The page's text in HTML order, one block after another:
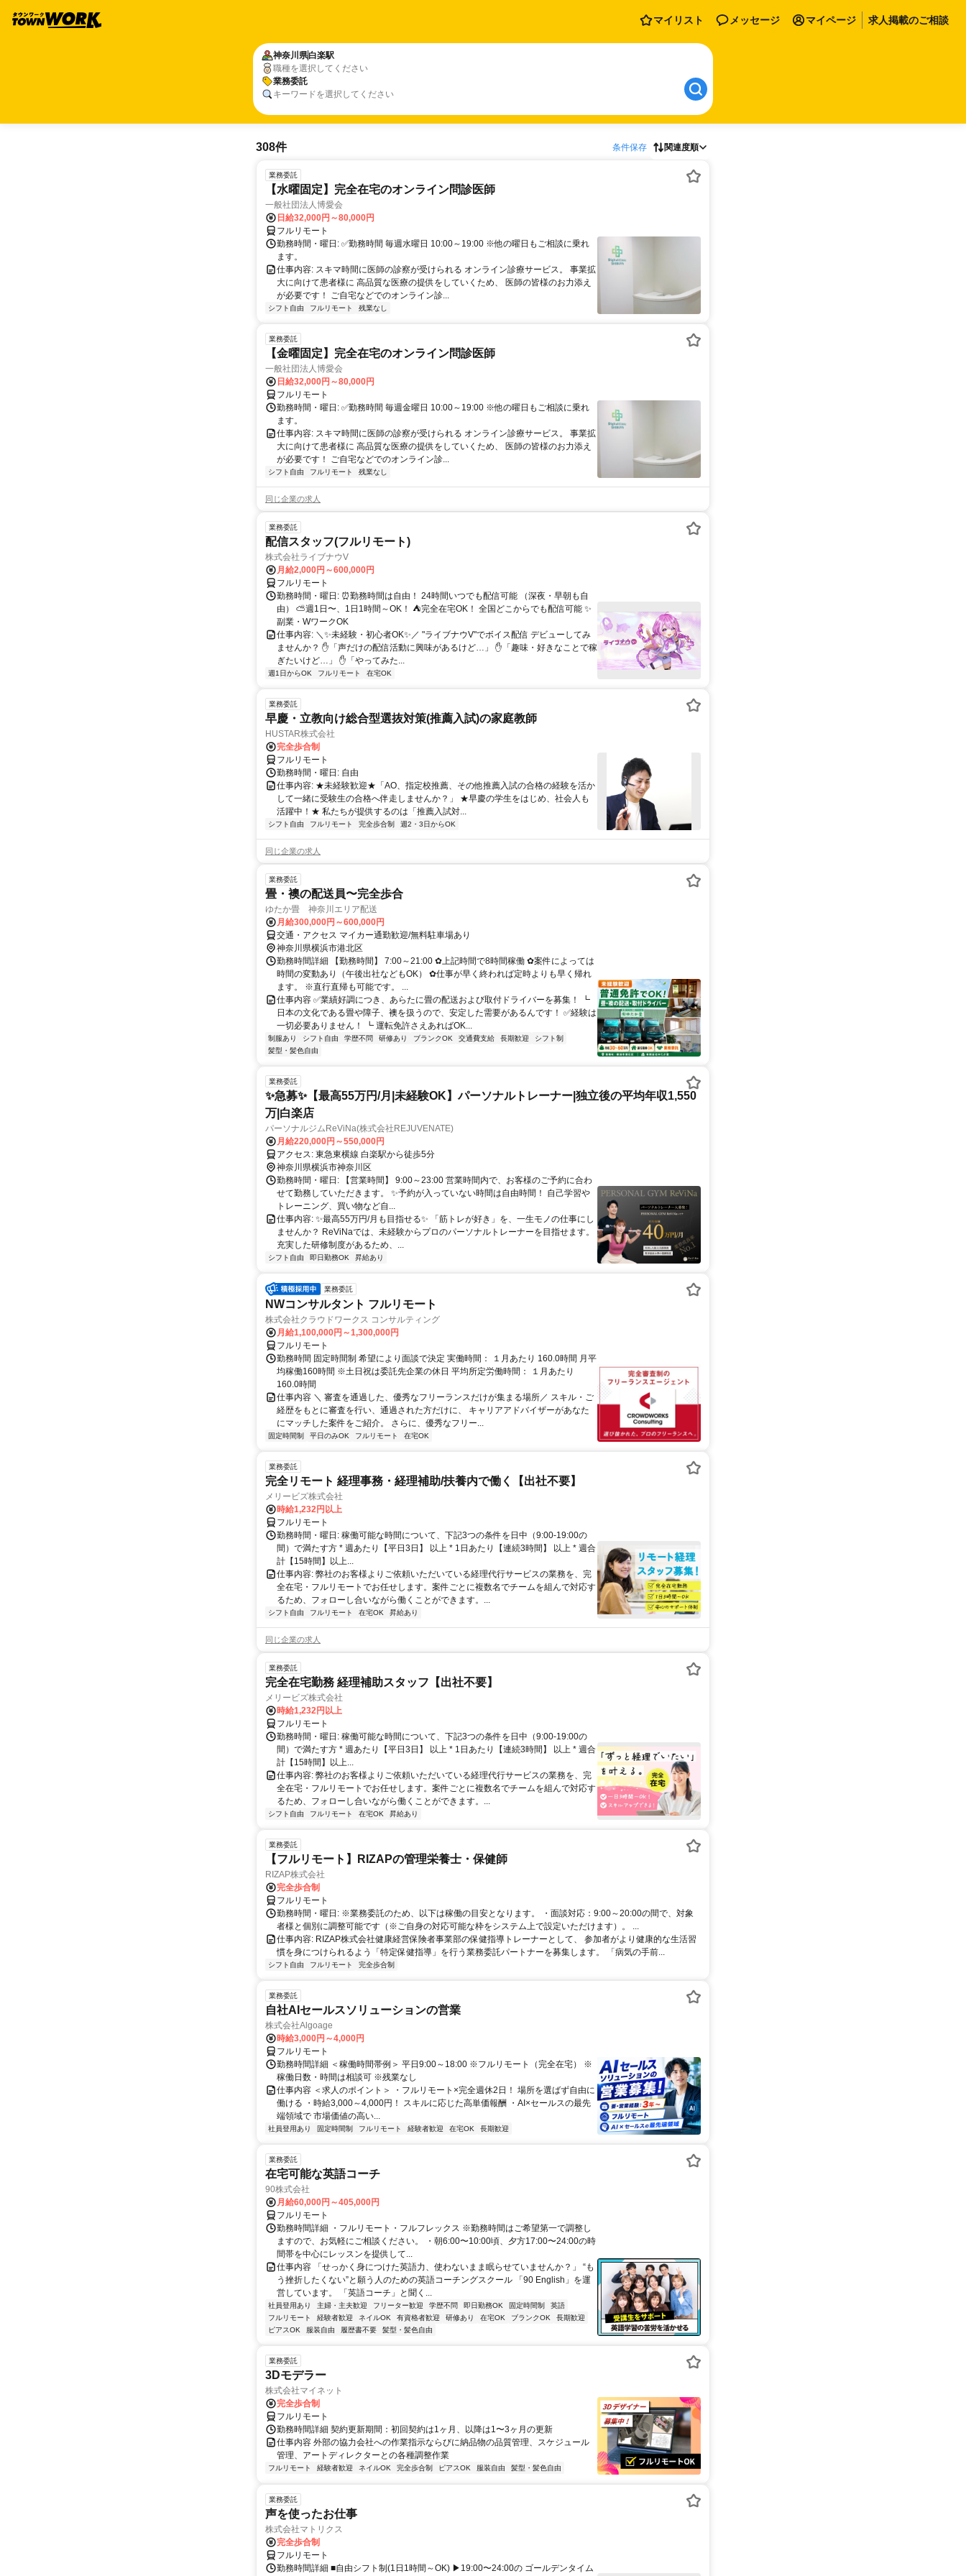
マイリスト メッセージ マイページ 求人掲載のご相談
神奈川県白楽駅
職種を選択してください
業務委託
キーワードを選択してください
308件 条件保存 関連度順
業務委託
【水曜固定】完全在宅のオンライン問診医師
一般社団法人博愛会
日給32,000円～80,000円
フルリモート
勤務時間・曜日: ✅勤務時間 毎週水曜日 10:00～19:00 ※他の曜日もご相談に乗れ
ます。
仕事内容: スキマ時間に医師の診察が受けられる オンライン診療サービス。 事業拡
大に向けて患者様に 高品質な医療の提供をしていくため、 医師の皆様のお力添え
が必要です！ ご自宅などでのオンライン診...
シフト自由 フルリモート 残業なし
業務委託
【金曜固定】完全在宅のオンライン問診医師
一般社団法人博愛会
日給32,000円～80,000円
フルリモート
勤務時間・曜日: ✅勤務時間 毎週金曜日 10:00～19:00 ※他の曜日もご相談に乗れ
ます。
仕事内容: スキマ時間に医師の診察が受けられる オンライン診療サービス。 事業拡
大に向けて患者様に 高品質な医療の提供をしていくため、 医師の皆様のお力添え
が必要です！ ご自宅などでのオンライン診...
シフト自由 フルリモート 残業なし
同じ企業の求人
業務委託
配信スタッフ(フルリモート)
株式会社ライブナウV
月給2,000円～600,000円
フルリモート
勤務時間・曜日: ⏰勤務時間は自由！ 24時間いつでも配信可能 （深夜・早朝も自
由） ⛅週1日〜、1日1時間～OK！ ⛺完全在宅OK！ 全国どこからでも配信可能 ✨
副業・WワークOK
仕事内容: ＼✨未経験・初心者OK✨／ "ライブナウV"でボイス配信 デビューしてみ
ませんか？ ✋「声だけの配信活動に興味があるけど…」 ✋「趣味・好きなことで稼
ぎたいけど…」 ✋「やってみた...
週1日からOK フルリモート 在宅OK
業務委託
早慶・立教向け総合型選抜対策(推薦入試)の家庭教師
HUSTAR株式会社
完全歩合制
フルリモート
勤務時間・曜日: 自由
仕事内容: ★未経験歓迎★「AO、指定校推薦、その他推薦入試の合格の経験を活か
して一緒に受験生の合格へ伴走しませんか？」 ★早慶の学生をはじめ、社会人も
活躍中！★ 私たちが提供するのは「推薦入試対...
シフト自由 フルリモート 完全歩合制 週2・3日からOK
同じ企業の求人
業務委託
畳・襖の配送員〜完全歩合
ゆたか畳 神奈川エリア配送
月給300,000円～600,000円
交通・アクセス マイカー通勤歓迎/無料駐車場あり
神奈川県横浜市港北区
勤務時間詳細 【勤務時間】 7:00～21:00 ✿上記時間で8時間稼働 ✿案件によっては
時間の変動あり（午後出社などもOK） ✿仕事が早く終われば定時よりも早く帰れ
ます。 ※直行直帰も可能です。 ...
仕事内容 ✅業績好調につき、あらたに畳の配送および取付ドライバーを募集！ ┗
日本の文化である畳や障子、襖を扱うので、安定した需要があるんです！ ✅経験は
一切必要ありません！ ┗ 運転免許さえあればOK...
制服あり シフト自由 学歴不問 研修あり ブランクOK 交通費支給 長期歓迎
シフト制
髪型・髪色自由
業務委託
✨️急募✨️【最高55万円/月|未経験OK】パーソナルトレーナー|独立後の平均年収1,550
万|白楽店
パーソナルジムReViNa(株式会社REJUVENATE)
月給220,000円～550,000円
アクセス: 東急東横線 白楽駅から徒歩5分
神奈川県横浜市神奈川区
勤務時間・曜日: 【営業時間】 9:00～23:00 営業時間内で、お客様のご予約に合わ
せて勤務していただきます。 ✨予約が入っていない時間は自由時間！ 自己学習や
トレーニング、買い物など自...
仕事内容: ✨最高55万円/月も目指せる✨ 「筋トレが好き」を、一生モノの仕事にし
ませんか？ ReViNaでは、未経験からプロのパーソナルトレーナーを目指せます。
充実した研修制度があるため、...
シフト自由 即日勤務OK 昇給あり
業務委託
NWコンサルタント フルリモート
株式会社クラウドワークス コンサルティング
月給1,100,000円～1,300,000円
フルリモート
勤務時間 固定時間制 希望により面談で決定 実働時間： １月あたり 160.0時間 月平
均稼働160時間 ※土日祝は委託先企業の休日 平均所定労働時間： １月あたり
160.0時間
仕事内容 ＼ 審査を通過した、優秀なフリーランスだけが集まる場所／ スキル・ご
経歴をもとに審査を行い、通過された方だけに、 キャリアアドバイザーがあなた
にマッチした案件をご紹介。 さらに、優秀なフリー...
固定時間制 平日のみOK フルリモート 在宅OK
業務委託
完全リモート 経理事務・経理補助/扶養内で働く【出社不要】
メリービズ株式会社
時給1,232円以上
フルリモート
勤務時間・曜日: 稼働可能な時間について、下記3つの条件を日中（9:00-19:00の
間）で満たす方 * 週あたり【平日3日】 以上 * 1日あたり【連続3時間】 以上 * 週合
計【15時間】以上...
仕事内容: 弊社のお客様よりご依頼いただいている経理代行サービスの業務を、完
全在宅・フルリモートでお任せします。案件ごとに複数名でチームを組んで対応す
るため、フォローし合いながら働くことができます。...
シフト自由 フルリモート 在宅OK 昇給あり
同じ企業の求人
業務委託
完全在宅勤務 経理補助スタッフ【出社不要】
メリービズ株式会社
時給1,232円以上
フルリモート
勤務時間・曜日: 稼働可能な時間について、下記3つの条件を日中（9:00-19:00の
間）で満たす方 * 週あたり【平日3日】 以上 * 1日あたり【連続3時間】 以上 * 週合
計【15時間】以上...
仕事内容: 弊社のお客様よりご依頼いただいている経理代行サービスの業務を、完
全在宅・フルリモートでお任せします。案件ごとに複数名でチームを組んで対応す
るため、フォローし合いながら働くことができます。...
シフト自由 フルリモート 在宅OK 昇給あり
業務委託
【フルリモート】RIZAPの管理栄養士・保健師
RIZAP株式会社
完全歩合制
フルリモート
勤務時間・曜日: ※業務委託のため、以下は稼働の目安となります。 ・面談対応：9:00～20:00の間で、対象
者様と個別に調整可能です（※ご自身の対応可能な枠をシステム上で設定いただけます）。 ...
仕事内容: RIZAP株式会社健康経営保険者事業部の保健指導トレーナーとして、 参加者がより健康的な生活習
慣を身につけられるよう「特定保健指導」を行う業務委託パートナーを募集します。 「病気の手前...
シフト自由 フルリモート 完全歩合制
業務委託
自社AIセールスソリューションの営業
株式会社Algoage
時給3,000円～4,000円
フルリモート
勤務時間詳細 ＜稼働時間帯例＞ 平日9:00～18:00 ※フルリモート（完全在宅） ※
稼働日数・時間は相談可 ※残業なし
仕事内容 ＜求人のポイント＞ ・フルリモート×完全週休2日！ 場所を選ばず自由に
働ける ・時給3,000～4,000円！ スキルに応じた高単価報酬 ・AI×セールスの最先
端領域で 市場価値の高い...
社員登用あり 固定時間制 フルリモート 経験者歓迎 在宅OK 長期歓迎
業務委託
在宅可能な英語コーチ
90株式会社
月給60,000円～405,000円
フルリモート
勤務時間詳細 ・フルリモート・フルフレックス ※勤務時間はご希望第一で調整し
ますので、お気軽にご相談ください。 ・朝6:00〜10:00頃、夕方17:00〜24:00の時
間帯を中心にレッスンを提供して...
仕事内容 「せっかく身につけた英語力、使わないまま眠らせていませんか？」 “も
う挫折したくない”と願う人のための英語コーチングスクール 「90 English」を運
営しています。 「英語コーチ」と聞く...
社員登用あり 主婦・主夫歓迎 フリーター歓迎 学歴不問 即日勤務OK 固定時間制
英語
フルリモート
経験者歓迎 ネイルOK 有資格者歓迎 研修あり 在宅OK ブランクOK
長期歓迎
ピアスOK
服装自由 履歴書不要 髪型・髪色自由
業務委託
3Dモデラー
株式会社マイネット
完全歩合制
フルリモート
勤務時間詳細 契約更新期間：初回契約は1ヶ月、以降は1〜3ヶ月の更新
仕事内容 外部の協力会社への作業指示ならびに納品物の品質管理、スケジュール
管理、アートディレクターとの各種調整作業
フルリモート 経験者歓迎 ネイルOK 完全歩合制 ピアスOK 服装自由 髪型・髪色自由
業務委託
声を使ったお仕事
株式会社マトリクス
完全歩合制
フルリモート
勤務時間詳細 ■自由シフト制(1日1時間～OK) ▶19:00〜24:00の ゴールデンタイム